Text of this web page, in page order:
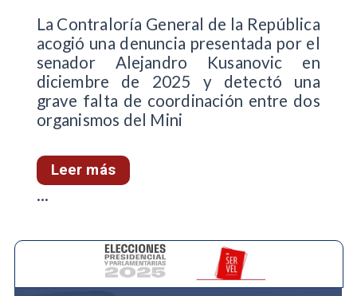
La Contraloría General de la República
acogió una denuncia presentada por el
senador Alejandro Kusanovic en
diciembre de 2025 y detectó una
grave falta de coordinación entre dos
organismos del Mini
Leer más
...